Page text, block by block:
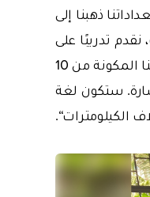
ذهبنا إلى
بالإضافة إلى ذلك، نقدم تدريبًا على
كيفية قراءة القرآن بلغة الإشارة في مركز اقرأ للتدريب. ونجتمع مرتين في الأسبوع مع لجنتنا المكونة من 10
ستكون لغة
الكيلومترات“.